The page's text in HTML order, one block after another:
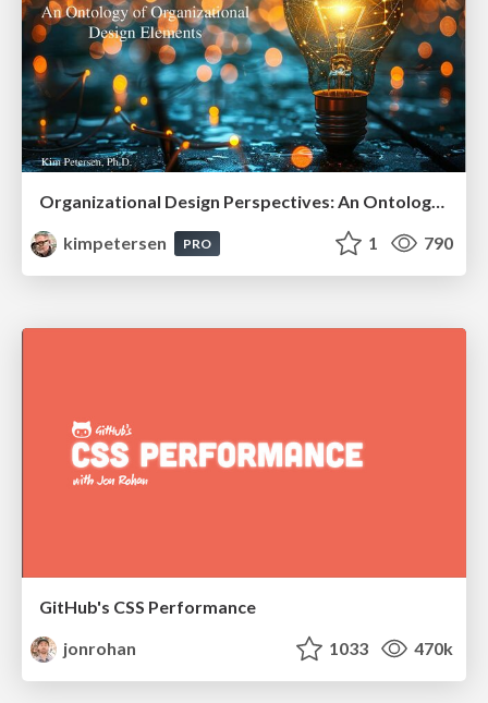
kimpetersen
PRO 1 790
GitHub's CSS Performance
jonrohan
1033 470k